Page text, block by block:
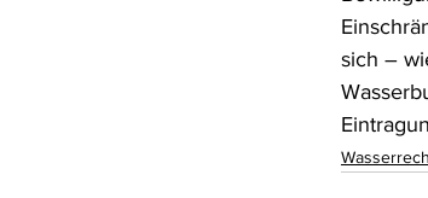
sich –